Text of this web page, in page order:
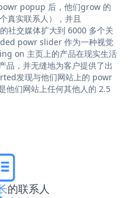
popup 后，他们grow 的
真实联系人），并且
社交媒体扩大到 6000 多个关
powr slider 作为一种视觉
on 主页上的产品在现实生活
品，并无缝地为客户提供了出
发现与他们网站上的 powr
他们网站上任何其他人的 2.5
的联系人